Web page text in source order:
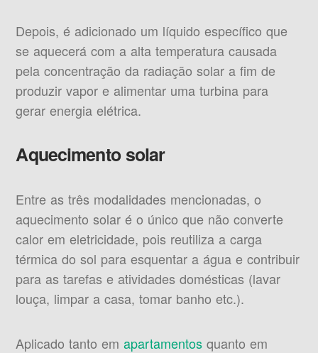
Depois, é adicionado um líquido específico que
se aquecerá com a alta temperatura causada
pela concentração da radiação solar a fim de
produzir vapor e alimentar uma turbina para
gerar energia elétrica.
Aquecimento solar
Entre as três modalidades mencionadas, o
aquecimento solar é o único que não converte
calor em eletricidade, pois reutiliza a carga
térmica do sol para esquentar a água e contribuir
para as tarefas e atividades domésticas (lavar
louça, limpar a casa, tomar banho etc.).
Aplicado tanto emapartamentos quanto em